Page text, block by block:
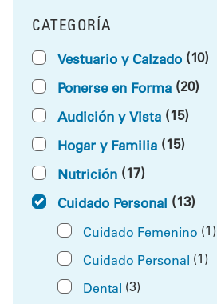
FILTRAR POR
CATEGORÍA
Vestuario y Calzado (10)
Ponerse en Forma (20)
Audición y Vista (15)
Hogar y Familia (15)
Nutrición (17)
Cuidado Personal (13)
Cuidado Femenino (1)
Cuidado Personal (1)
Dental (3)